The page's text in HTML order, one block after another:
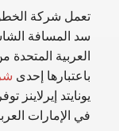
تعمل شركة
سد المسافة
العربية
باعتبارها إحدى
يونايتد
في الإمارات